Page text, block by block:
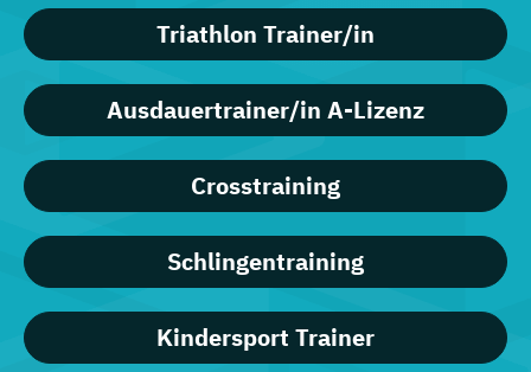
Triathlon Trainer/in
Ausdauertrainer/in A-Lizenz
Crosstraining
Schlingentraining
Kindersport Trainer